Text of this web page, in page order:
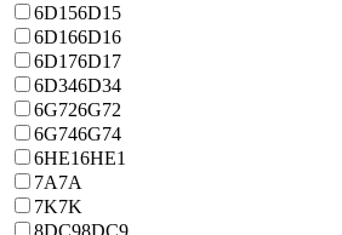
6D156D15
6D166D16
6D176D17
6D346D34
6G726G72
6G746G74
6HE16HE1
7A7A
7K7K
8DC98DC9